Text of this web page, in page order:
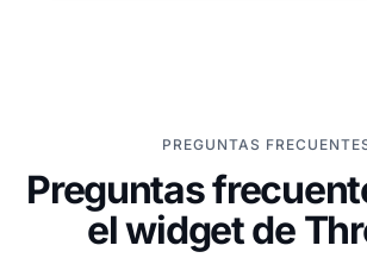
PREGUNTAS
Preguntas
el widget de